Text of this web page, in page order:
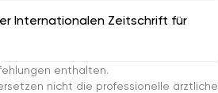
Internationalen Zeitschrift für
enthalten.
nicht die professionelle ärztliche